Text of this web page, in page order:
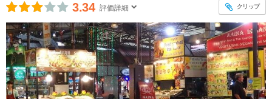
3.34 評価詳細 クリップ